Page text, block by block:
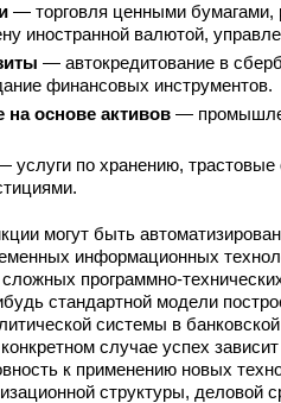
— торговля ценными бумагами,
иностранной валютой,
— автокредитование в
финансовых инструментов.
основе активов —
услуги по хранению, трастовые
могут быть
информационных
программно-
стандартной модели
системы в
случае успех
к применению новых
структуры, деловой